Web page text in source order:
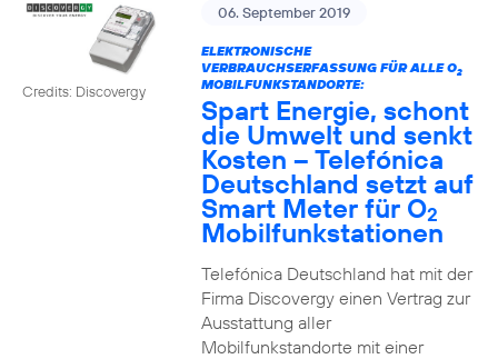
Credits: Discovergy
06. September 2019
ELEKTRONISCHE
VERBRAUCHSERFASSUNG FÜR ALLE O2
MOBILFUNKSTANDORTE:
Spart Energie, schont
die Umwelt und senkt
Kosten – Telefónica
Deutschland setzt auf
Smart Meter für O2
Mobilfunkstationen
Telefónica Deutschland hat mit der
Firma Discovergy einen Vertrag zur
Ausstattung aller
Mobilfunkstandorte mit einer